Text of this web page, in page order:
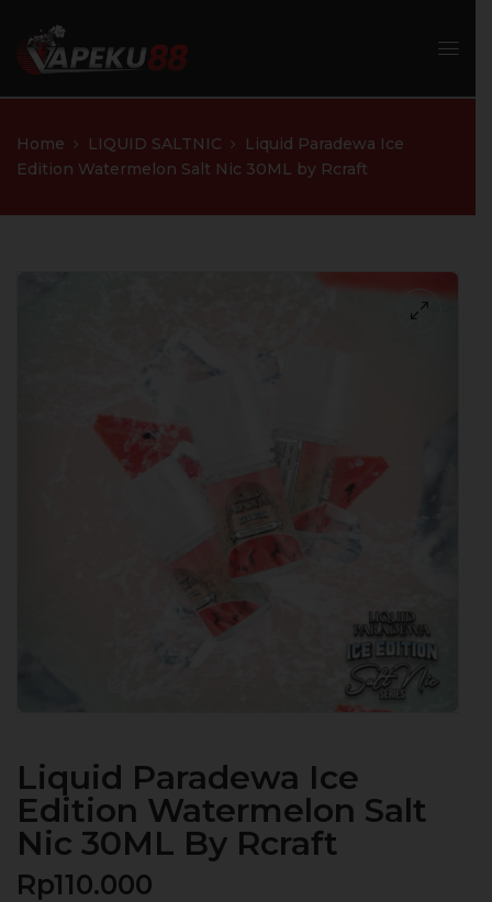
Home LIQUID SALTNIC
Liquid Paradewa Ice
Edition Watermelon Salt Nic 30ML by Rcraft
Liquid Paradewa Ice
Edition Watermelon Salt
Nic 30ML By Rcraft
Rp110.000